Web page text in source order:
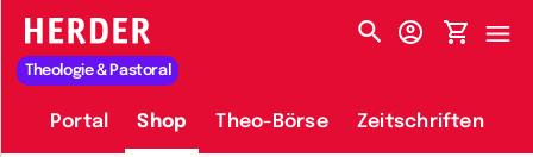
HERDER-MENÜ
Theologie & Pastoral
Portal Shop Theo-Börse Zeitschriften